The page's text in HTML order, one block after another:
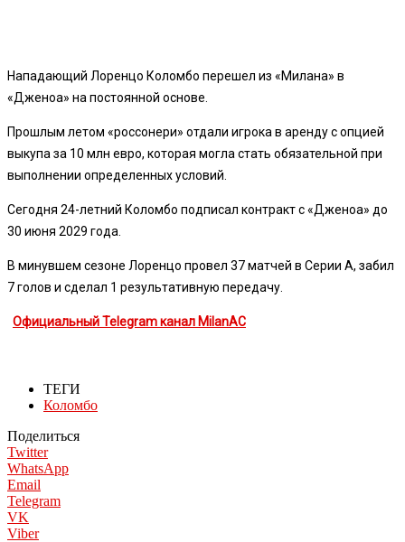
Нападающий Лоренцо Коломбо перешел из «Милана» в
«Дженоа» на постоянной основе.
Прошлым летом «россонери» отдали игрока в аренду с опцией
выкупа за 10 млн евро, которая могла стать обязательной при
выполнении определенных условий.
Сегодня 24-летний Коломбо подписал контракт с «Дженоа» до
30 июня 2029 года.
В минувшем сезоне Лоренцо провел 37 матчей в Серии А, забил
7 голов и сделал 1 результативную передачу.
Официальный Telegram канал MilanAC
ТЕГИ
Коломбо
Поделиться
Twitter
WhatsApp
Email
Telegram
VK
Viber